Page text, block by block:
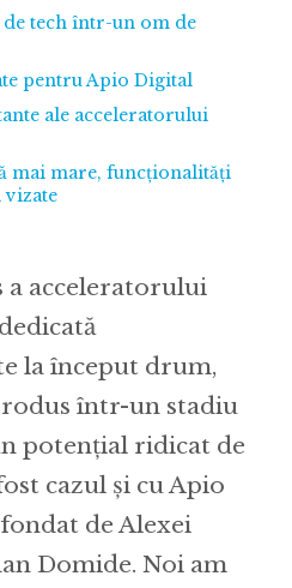
tech într-un om de
pentru Apio Digital
ale acceleratorului
mai mare, funcționalități
acceleratorului
la început drum,
într-un stadiu
potențial ridicat de
cazul și cu Apio
de Alexei
Domide. Noi am